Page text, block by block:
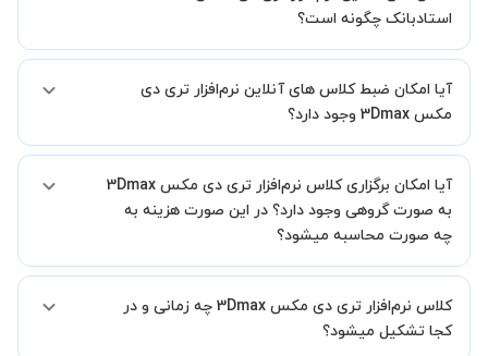
استادبانک چگونه است؟
شما میدهیم که استاد شما پیش از جلسه تمامی موارد لازم برای برگزاری
یک کلاس آنلاین با کیفیت و مفید را به شما توضیح خواهند داد.
آیا امکان ضبط کلاس های آنلاین نرم‌افزار تری دی
مکس 3Dmax وجود دارد؟
کنید.
آیا امکان برگزاری کلاس نرم‌افزار تری دی مکس 3Dmax
به صورت گروهی وجود دارد؟ در این صورت هزینه به
چه صورت محاسبه میشود؟
هستند اما در صورتیکه مایل هستید کلاس ها را در کنار دوستان و یا
آشنایان خود به صورت گروهی برگزار کنید، این امکان وجود دارد. در این
کلاس نرم‌افزار تری دی مکس 3Dmax چه زمانی و در
کجا تشکیل میشود؟